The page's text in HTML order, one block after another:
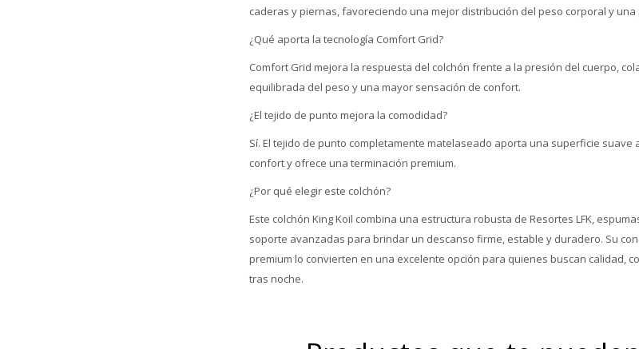
caderas y piernas, favoreciendo una mejor distribución del peso corporal y
¿Qué aporta la tecnología Comfort Grid?
Comfort Grid mejora la respuesta del colchón frente a la presión del cuerpo,
equilibrada del peso y una mayor sensación de confort.
¿El tejido de punto mejora la comodidad?
Sí. El tejido de punto completamente matelaseado aporta una superficie suave
confort y ofrece una terminación premium.
¿Por qué elegir este colchón?
Este colchón King Koil combina una estructura robusta de Resortes LFK,
soporte avanzadas para brindar un descanso firme, estable y duradero. Su
premium lo convierten en una excelente opción para quienes buscan calidad,
tras noche.